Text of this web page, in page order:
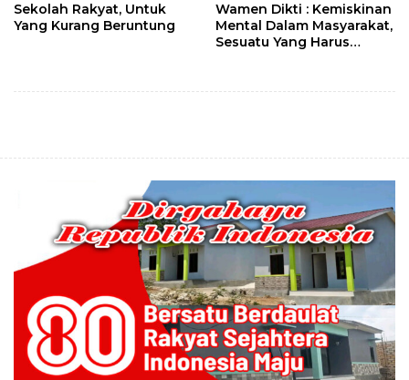
Sekolah Rakyat, Untuk
Yang Kurang Beruntung
Wamen Dikti : Kemiskinan
Mental Dalam Masyarakat,
Sesuatu Yang Harus